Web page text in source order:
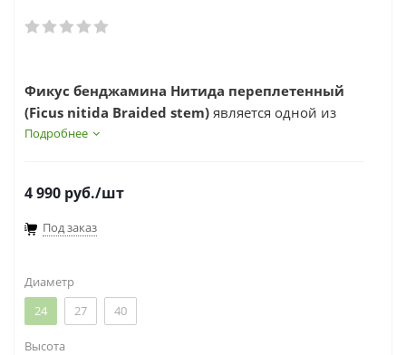
Фикус бенджамина Нитида переплетенный
(Ficus nitida Braided stem) является одной из
разновидностей фикуса бенджамина. Данный
Подробнее
4 990 руб./шт
Под заказ
Диаметр
24
27 40
Высота